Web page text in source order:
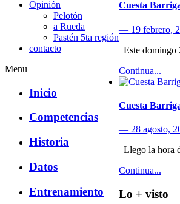
Opinión
Pelotón
a Rueda
Pastén 5ta región
contacto
Menu
Inicio
Competencias
Historia
Datos
Entrenamiento
Cuesta
— 19 febrero,
Este domingo
Continua...
Cuesta
— 28 agosto,
Llego la hora
Continua...
Lo + visto